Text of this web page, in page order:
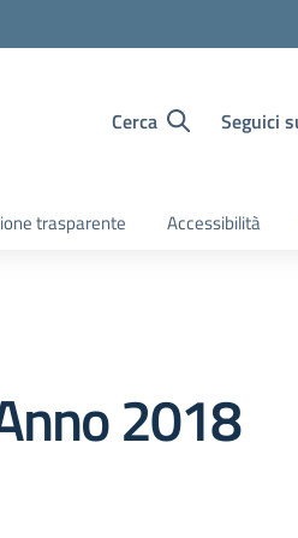
Cerca Seguici
trasparente Accessibilità
2018